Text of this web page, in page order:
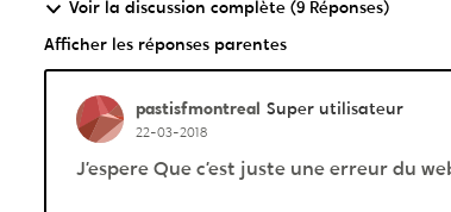
Voir la discussion complète (9 Réponses)
Afficher les réponses parentes
pastisfmontreal Super utilisateur
22-03-2018
J’espere Que c’est juste une erreur du